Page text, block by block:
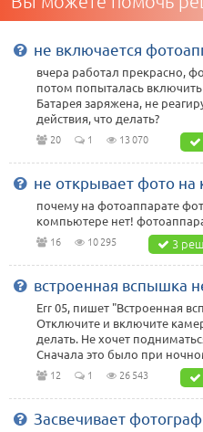
не включается
вчера работал прекрасно,
потом попыталась
Батарея заряжена, не
действия, что делать?
20 1 13 070
не открывает фото
почему на фотоаппарате
компьютере нет!
16 10 295 3
встроенная вспышка
Err 05, пишет "Встроенная
Отключите и включите
делать. Не хочет
Сначала это было при
12 1 26 543
Засвечивает